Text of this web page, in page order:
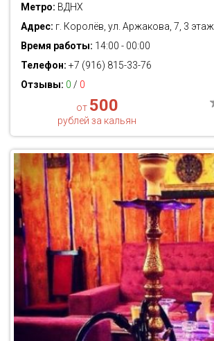
Метро: ВДНХ
Адрес: г. Королёв, ул. Аржакова, 7, 3 этаж
Время работы: 14:00 - 00:00
Телефон: +7 (916) 815-33-76
Отзывы: 0 / 0
от 500
рублей за кальян